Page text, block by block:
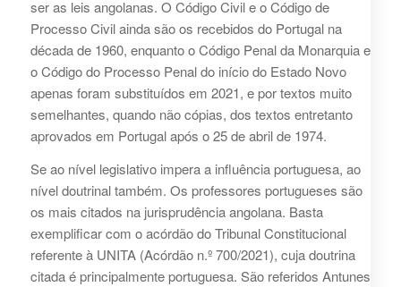
ser as leis angolanas. O Código Civil e o Código de
Processo Civil ainda são os recebidos do Portugal na
década de 1960, enquanto o Código Penal da Monarquia e
o Código do Processo Penal do início do Estado Novo
apenas foram substituídos em 2021, e por textos muito
semelhantes, quando não cópias, dos textos entretanto
aprovados em Portugal após o 25 de abril de 1974.
Se ao nível legislativo impera a influência portuguesa, ao
nível doutrinal também. Os professores portugueses são
os mais citados na jurisprudência angolana. Basta
exemplificar com o acórdão do Tribunal Constitucional
referente à UNITA (Acórdão n.º 700/2021), cuja doutrina
citada é principalmente portuguesa. São referidos Antunes